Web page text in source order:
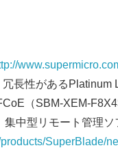
長性がある
（SBM-XEM-
中型リモート管理
SuperBlade/